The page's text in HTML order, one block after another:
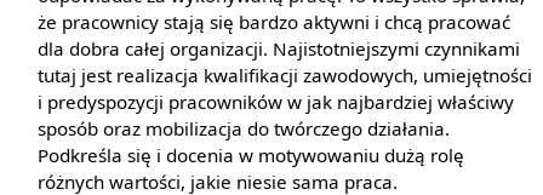
że pracownicy stają się bardzo aktywni i chcą pracować
dla dobra całej organizacji. Najistotniejszymi czynnikami
tutaj jest realizacja kwalifikacji zawodowych, umiejętności
i predyspozycji pracowników w jak najbardziej właściwy
sposób oraz mobilizacja do twórczego działania.
Podkreśla się i docenia w motywowaniu dużą rolę
różnych wartości, jakie niesie sama praca.